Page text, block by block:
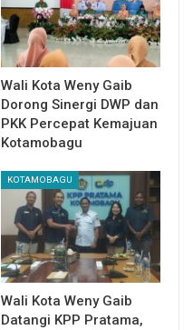
Wali Kota Weny Gaib
Dorong Sinergi DWP dan
PKK Percepat Kemajuan
Kotamobagu
KOTAMOBAGU
Wali Kota Weny Gaib
Datangi KPP Pratama,